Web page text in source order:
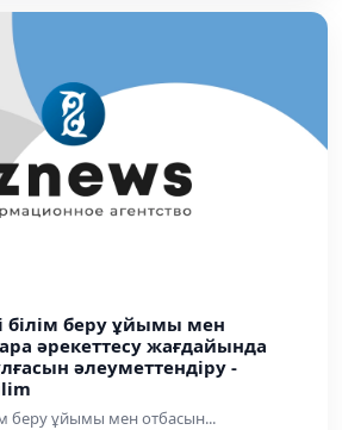
білім беру ұйымы мен
әрекеттесу жағдайында
әлеуметтендіру -
беру ұйымы мен отбасын...